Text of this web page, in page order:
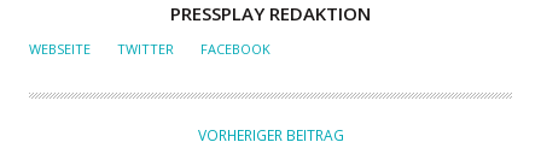
U
O
PRESSPLAY REDAKTION
WEBSEITE TWITTER FACEBOOK
VORHERIGER BEITRAG